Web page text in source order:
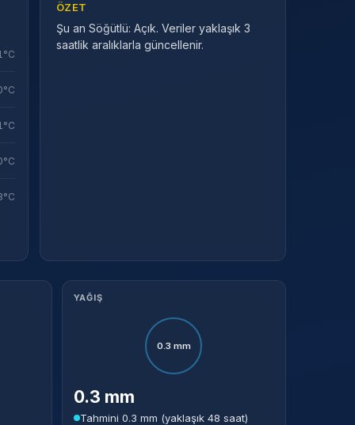
ÖZET
Şu an Söğütlü: Açık. Veriler yaklaşık 3
saatlik aralıklarla güncellenir.
YAĞIŞ
0.3 mm
0.3 mm
Tahmini 0.3 mm (yaklaşık 48 saat)